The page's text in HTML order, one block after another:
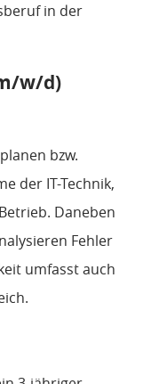
in der
w/d)
bzw.
der IT-Technik,
Daneben
Fehler
umfasst auch